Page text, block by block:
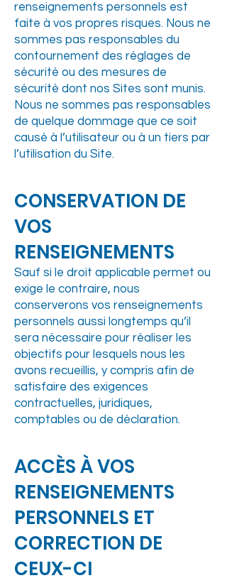
renseignements personnels est
faite à vos propres risques. Nous ne
sommes pas responsables du
contournement des réglages de
sécurité ou des mesures de
sécurité dont nos Sites sont munis.
Nous ne sommes pas responsables
de quelque dommage que ce soit
causé à l’utilisateur ou à un tiers par
l’utilisation du Site.
CONSERVATION DE
VOS
RENSEIGNEMENTS
Sauf si le droit applicable permet ou
exige le contraire, nous
conserverons vos renseignements
personnels aussi longtemps qu‘il
sera nécessaire pour réaliser les
objectifs pour lesquels nous les
avons recueillis, y compris afin de
satisfaire des exigences
contractuelles, juridiques,
comptables ou de déclaration.
ACCÈS À VOS
RENSEIGNEMENTS
PERSONNELS ET
CORRECTION DE
CEUX-CI